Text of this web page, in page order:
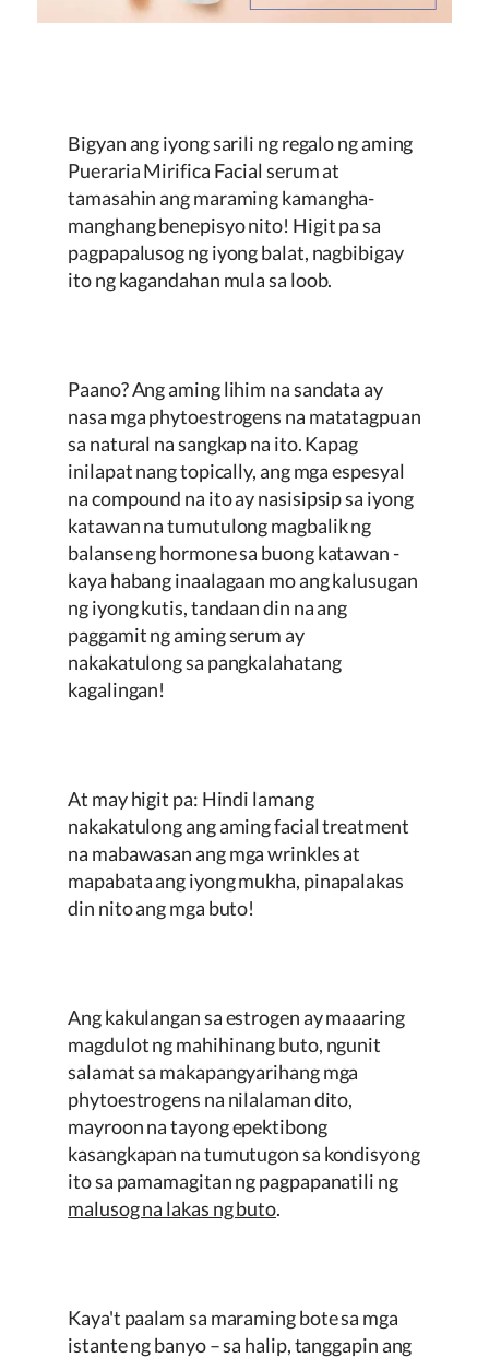
Bigyan ang iyong sarili ng regalo ng aming
Pueraria Mirifica Facial serum at
tamasahin ang maraming kamangha-
manghang benepisyo nito! Higit pa sa
pagpapalusog ng iyong balat, nagbibigay
ito ng kagandahan mula sa loob.
Paano? Ang aming lihim na sandata ay
nasa mga phytoestrogens na matatagpuan
sa natural na sangkap na ito. Kapag
inilapat nang topically, ang mga espesyal
na compound na ito ay nasisipsip sa iyong
katawan na tumutulong magbalik ng
balanse ng hormone sa buong katawan -
kaya habang inaalagaan mo ang kalusugan
ng iyong kutis, tandaan din na ang
paggamit ng aming serum ay
nakakatulong sa pangkalahatang
kagalingan!
At may higit pa: Hindi lamang
nakakatulong ang aming facial treatment
na mabawasan ang mga wrinkles at
mapabata ang iyong mukha, pinapalakas
din nito ang mga buto!
Ang kakulangan sa estrogen ay maaaring
magdulot ng mahihinang buto, ngunit
salamat sa makapangyarihang mga
phytoestrogens na nilalaman dito,
mayroon na tayong epektibong
kasangkapan na tumutugon sa kondisyong
ito sa pamamagitan ng pagpapanatili ng
malusog na lakas ng buto.
Kaya't paalam sa maraming bote sa mga
istante ng banyo – sa halip, tanggapin ang